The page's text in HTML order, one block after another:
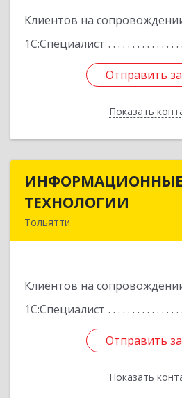
Клиентов на
1С:Специалист
Отправить
Показать
Отправить
Назад
ИНФОРМАЦИОННЫЕ
ТЕХНОЛОГИИ
Тольятти
Клиентов на
1С:Специалист
Отправить
Показать
Отправить
Назад